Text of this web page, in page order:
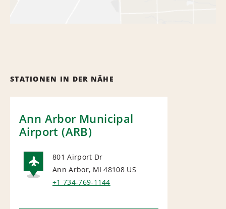
STATIONEN IN DER NÄHE
Ann Arbor Municipal
Airport (ARB)
AIRPORT
801 Airport Dr
Ann Arbor, MI 48108 US
+1 734-769-1144